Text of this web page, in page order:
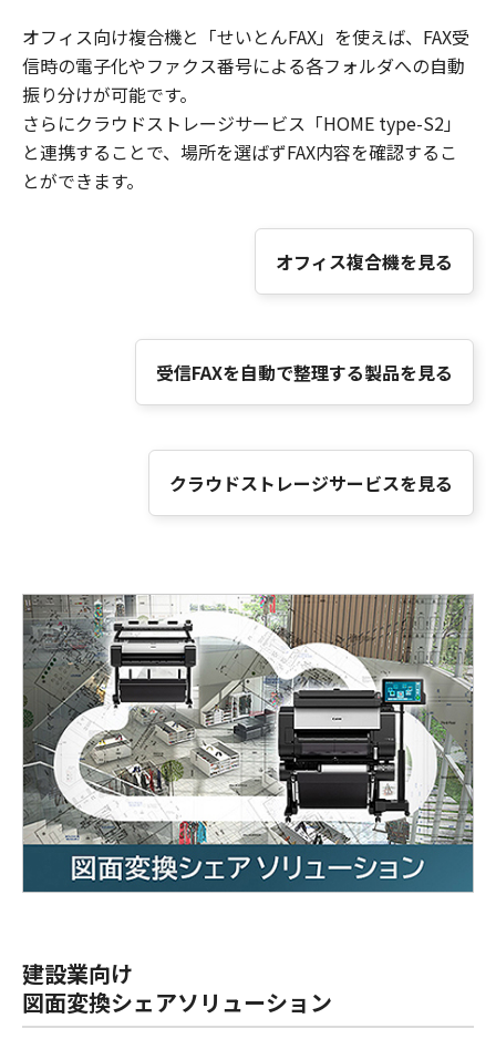
オフィス向け複合機と「せいとんFAX」を使えば、FAX受
信時の電子化やファクス番号による各フォルダへの自動
振り分けが可能です。
さらにクラウドストレージサービス「HOME type-S2」
と連携することで、場所を選ばずFAX内容を確認するこ
とができます。
オフィス複合機を見る
受信FAXを自動で整理する製品を見る
クラウドストレージサービスを見る
建設業向け
図面変換シェアソリューション